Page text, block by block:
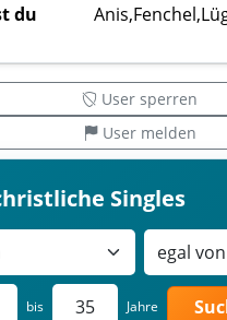
du
User sperren
User melden
Singles
bis Jahre